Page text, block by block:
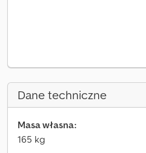
Dane techniczne
Masa własna:
165 kg